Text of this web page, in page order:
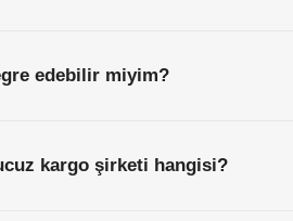
edebilir miyim?
kargo şirketi hangisi?